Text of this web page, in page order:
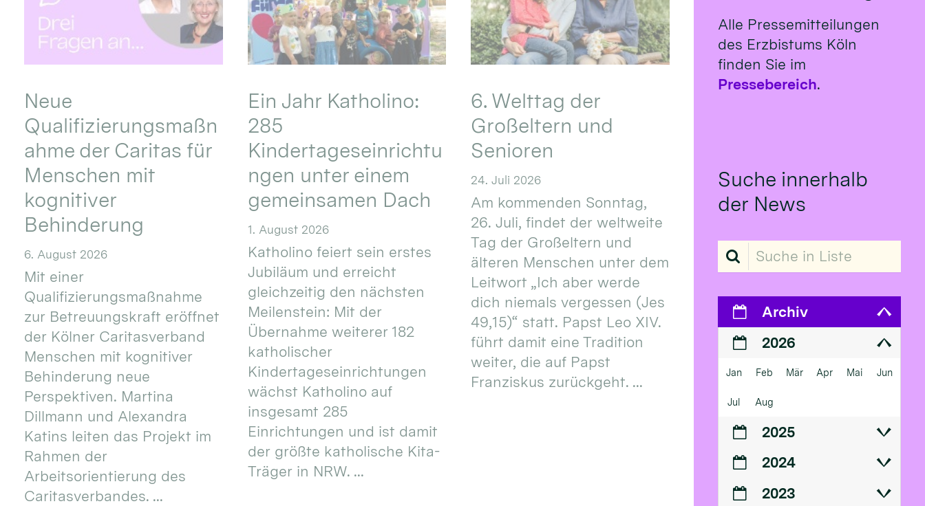
Neue
Qualifizierungsmaßn
ahme der Caritas für
Menschen mit
kognitiver
Behinderung
6. August 2026
Mit einer
Qualifizierungsmaßnahme
zur Betreuungskraft eröffnet
der Kölner Caritasverband
Menschen mit kognitiver
Behinderung neue
Perspektiven. Martina
Dillmann und Alexandra
Katins leiten das Projekt im
Rahmen der
Arbeitsorientierung des
Caritasverbandes. ...
Ein Jahr Katholino:
285
Kindertageseinrichtu
ngen unter einem
gemeinsamen Dach
1. August 2026
Katholino feiert sein erstes
Jubiläum und erreicht
gleichzeitig den nächsten
Meilenstein: Mit der
Übernahme weiterer 182
katholischer
Kindertageseinrichtungen
wächst Katholino auf
insgesamt 285
Einrichtungen und ist damit
der größte katholische Kita-
Träger in NRW. ...
6. Welttag der
Großeltern und
Senioren
24. Juli 2026
Am kommenden Sonntag,
26. Juli, findet der weltweite
Tag der Großeltern und
älteren Menschen unter dem
Leitwort „Ich aber werde
dich niemals vergessen (Jes
49,15)“ statt. Papst Leo XIV.
führt damit eine Tradition
weiter, die auf Papst
Franziskus zurückgeht. ...
Alle Pressemitteilungen
des Erzbistums Köln
finden Sie im
Pressebereich.
Suche innerhalb
der News
Suche in Liste
Archiv
2026
Jan Feb Mär Apr Mai Jun
Jul Aug
2025
2024
2023